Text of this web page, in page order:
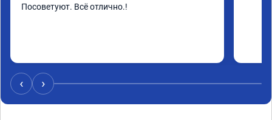
Посоветуют. Всё отлично.!
‹ ›